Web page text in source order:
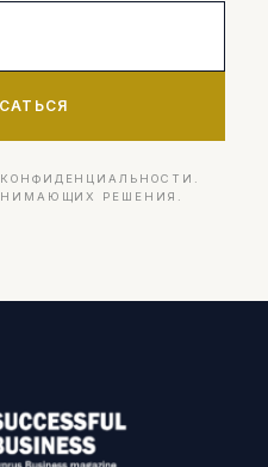
РЕШЕНИЯ.